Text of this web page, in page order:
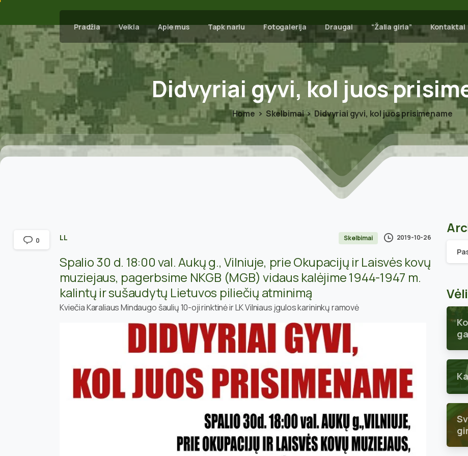
Pradžia Veikla Apie mus Tapk nariu Fotogalerija Draugai “Žalia giria” Kontaktai
Didvyriaigyvi, kol juos
Home Skelbimai Didvyriai gyvi, kol juos prisimename
LL Skelbimai 2019-10-26
Spalio 30 d. 18:00 val. Aukų g., Vilniuje, prie Okupacijų ir Laisvės kovų
muziejaus, pagerbsime NKGB (MGB) vidaus kalėjime 1944-1947 m.
kalintų ir sušaudytų Lietuvos piliečių atminimą
Kviečia Karaliaus Mindaugo šaulių 10-oji rinktinė ir LK Vilniaus įgulos karininkų ramovė
0